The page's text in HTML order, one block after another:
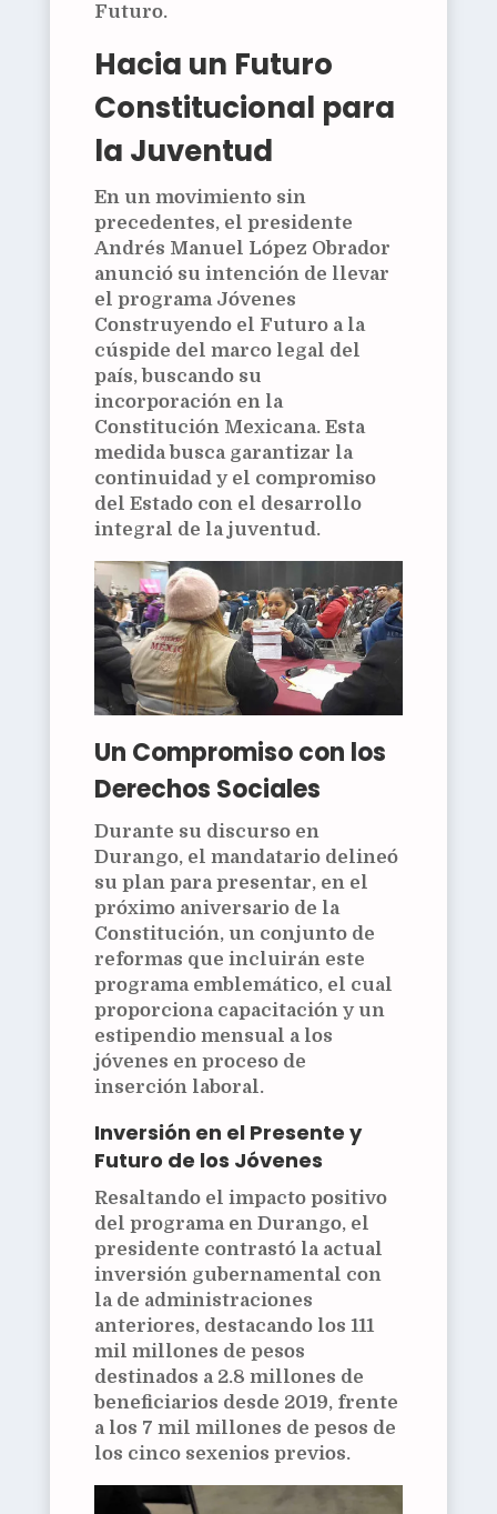
Futuro.
Hacia un Futuro
Constitucional para
la Juventud
En un movimiento sin
precedentes, el presidente
Andrés Manuel López Obrador
anunció su intención de llevar
el programa Jóvenes
Construyendo el Futuro a la
cúspide del marco legal del
país, buscando su
incorporación en la
Constitución Mexicana. Esta
medida busca garantizar la
continuidad y el compromiso
del Estado con el desarrollo
integral de la juventud.
Un Compromiso con los
Derechos Sociales
Durante su discurso en
Durango, el mandatario delineó
su plan para presentar, en el
próximo aniversario de la
Constitución, un conjunto de
reformas que incluirán este
programa emblemático, el cual
proporciona capacitación y un
estipendio mensual a los
jóvenes en proceso de
inserción laboral.
Inversión en el Presente y
Futuro de los Jóvenes
Resaltando el impacto positivo
del programa en Durango, el
presidente contrastó la actual
inversión gubernamental con
la de administraciones
anteriores, destacando los 111
mil millones de pesos
destinados a 2.8 millones de
beneficiarios desde 2019, frente
a los 7 mil millones de pesos de
los cinco sexenios previos.